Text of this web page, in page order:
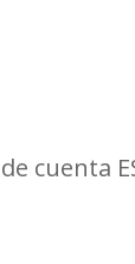
cuenta